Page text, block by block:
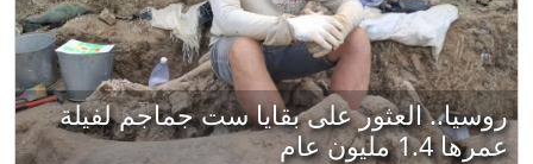
روسيا.. العثور على بقايا ست جماجم لفيلة
عمرها 1.4 مليون عام